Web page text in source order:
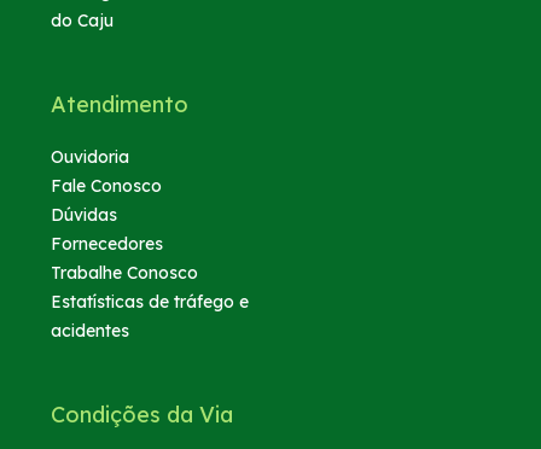
do Caju
Atendimento
Ouvidoria
Fale Conosco
Dúvidas
Fornecedores
Trabalhe Conosco
Estatísticas de tráfego e
acidentes
Condições da Via